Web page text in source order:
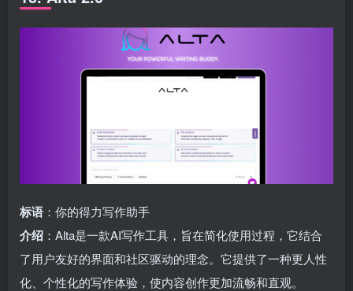
标语 ：你的得力写作助手
介绍 ：Alta是一款AI写作工具，旨在简化使用过程，它结合
了用户友好的界面和社区驱动的理念。它提供了一种更人性
化、个性化的写作体验，使内容创作更加流畅和直观。